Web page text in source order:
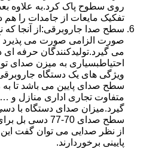
روی سطوح پاک کرد.به علاوه
تفکیک مایعات از جامدات را هم
سطح صدا جاروبرقی:از آنجا
صورت الزامی صورت می پذیرد
می گیرد.تولیدکنندگان حرفه
احتیاطبسیاری به میزن صدای
ویژگی های یک دستگاه
سطح صدای پایین می باشد تا
متفاوت تجاری اداری منازل و
سطح صدای 70-77
از نظر صدایی می توان گفت
پایینی برخوردارند.